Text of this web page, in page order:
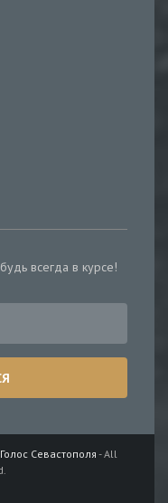
всегда в курсе!
Голос Севастополя - All